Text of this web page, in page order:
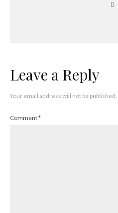
Leave a Reply
Your email address will not be published.
Comment*